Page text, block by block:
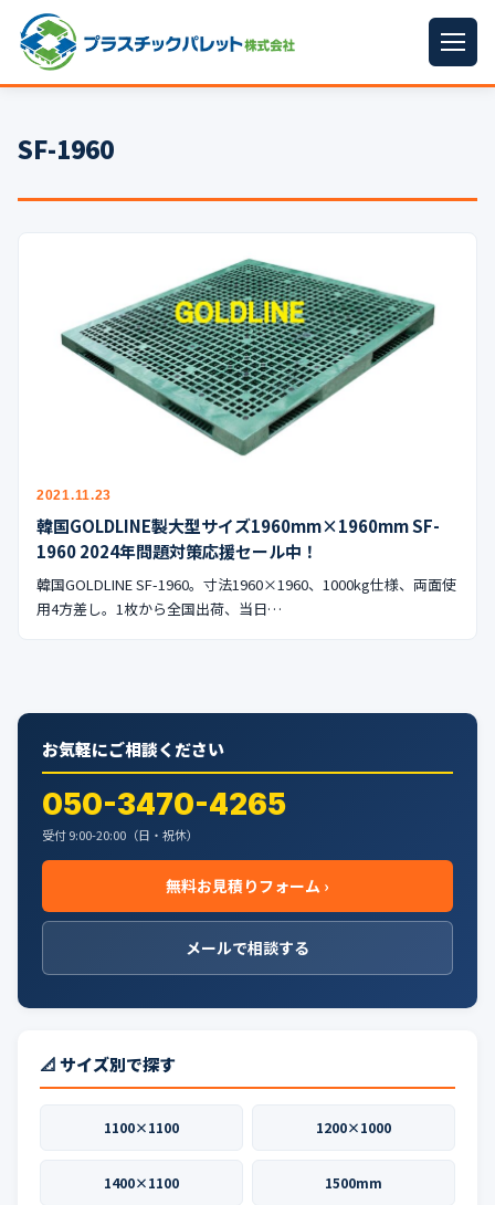
パレットサイズ
プラパレット ▼
中古パレット
再生原料
会社案内
SF-1960
2021.11.23
韓国GOLDLINE製大型サイズ1960mm×1960mm SF-
1960 2024年問題対策応援セール中！
韓国GOLDLINE SF-1960。寸法1960×1960、1000kg仕様、両面使
用4方差し。1枚から全国出荷、当日…
お気軽にご相談ください
050-3470-4265
受付 9:00-20:00（日・祝休）
無料お見積りフォーム ›
メールで相談する
📐 サイズ別で探す
1100×1100 1200×1000
1400×1100 1500mm